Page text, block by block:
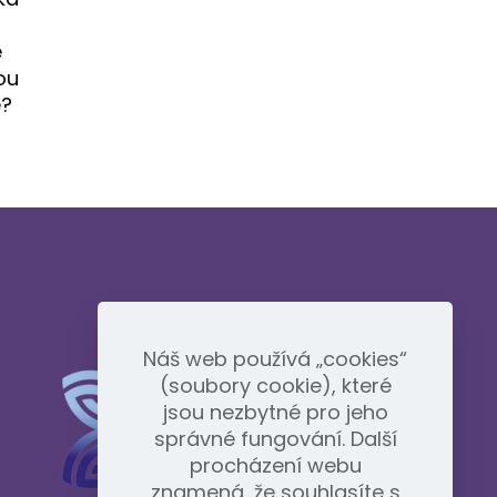
Náš web používá „cookies“
(soubory cookie), které
jsou nezbytné pro jeho
správné fungování. Další
procházení webu